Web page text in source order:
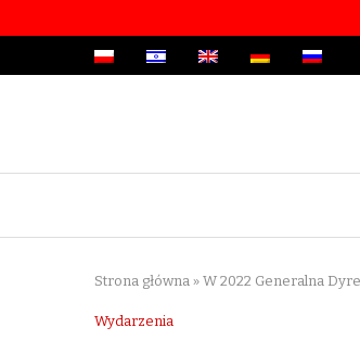
Strona główna » W 2022 Generalna
Wydarzenia